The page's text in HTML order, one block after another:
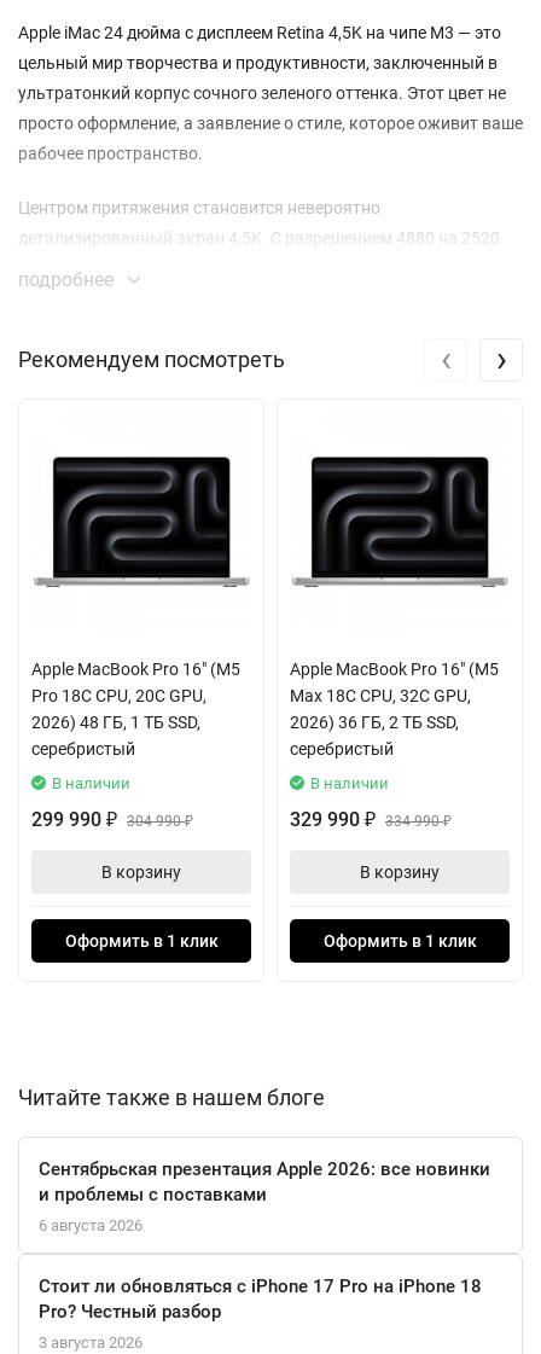
Apple iMac 24 дюйма с дисплеем Retina 4,5K на чипе M3 — это
цельный мир творчества и продуктивности, заключенный в
ультратонкий корпус сочного зеленого оттенка. Этот цвет не
просто оформление, а заявление о стиле, которое оживит ваше
рабочее пространство.
Центром притяжения становится невероятно
детализированный экран 4,5K. С разрешением 4880 на 2520
пикселей, яркостью 500 нит и расширенной палитрой P3 он
кто ценит визуальное совершенство.
сложными вычислениями, а 10-ядерный графический
ускоритель обеспечивает плавный рендеринг и комфортную
работу в профессиональных приложениях. Скорость отклика
усиливается быстрым SSD-накопителем на 256 ГБ и 8 ГБ
унифицированной памяти.
Камера FaceTime в формате Full HD гарантирует четкое
изображение на видеозвонках. Система из шести динамиков с
поддержкой пространственного аудио Dolby Atmos создает
посторонние шумы.
Компьютер готов к работе сразу после распаковки. В
Mouse, которые идеально сочетаются с дизайном iMac. Два
стабильное сетевое соединение.
потрясающего дисплея и лаконичного дизайна. Он создан для
тех, кто хочет получить законченную,
высокопроизводительную рабочую станцию, в которой
подробнее
Рекомендуем посмотреть
Apple MacBook Pro 16" (M5
Pro 18C CPU, 20C GPU,
2026) 48 ГБ, 1 ТБ SSD,
серебристый
В наличии
299 990 ₽ 304 990₽
В корзину
Оформить в 1 клик
Apple MacBook Pro 16" (M5
Max 18C CPU, 32C GPU,
2026) 36 ГБ, 2 ТБ SSD,
серебристый
В наличии
329 990 ₽ 334 990₽
В корзину
Оформить в 1 клик
‹ ›
Читайте также в нашем блоге
Сентябрьская презентация Apple 2026: все новинки
и проблемы с поставками
6 августа 2026
Стоит ли обновляться с iPhone 17 Pro на iPhone 18
Pro? Честный разбор
3 августа 2026